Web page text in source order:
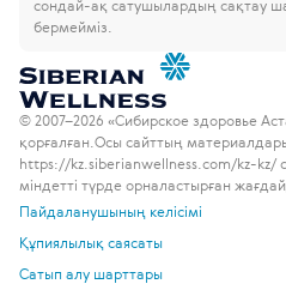
сондай-ақ сатушылардың сақтау
бермейміз.
© 2007–2026 «Сибирское здоровье
қорғалған. Осы сайттың
https://kz.siberianwellness.com/kz-kz/
міндетті түрде орналастырған
Пайдаланушының келісімі
Құпиялылық саясаты
Сатып алу шарттары